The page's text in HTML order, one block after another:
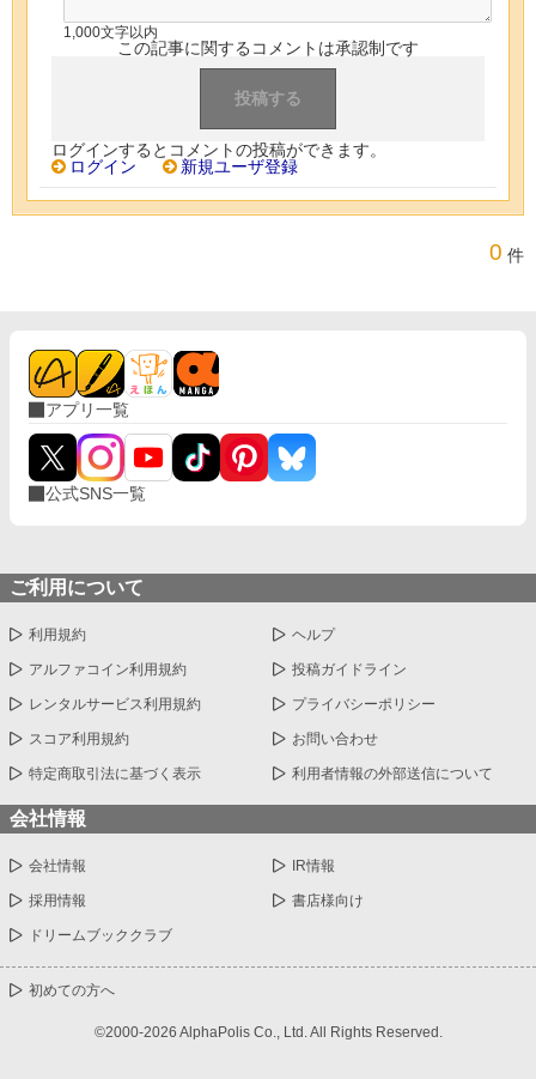
1,000文字以内
この記事に関するコメントは承認制です
ログインするとコメントの投稿ができます。
ログイン
新規ユーザ登録
0 件
アプリ一覧
公式SNS一覧
ご利用について
利用規約 ヘルプ
アルファコイン利用規約 投稿ガイドライン
レンタルサービス利用規約 プライバシーポリシー
スコア利用規約 お問い合わせ
特定商取引法に基づく表示 利用者情報の外部送信について
会社情報
会社情報 IR情報
採用情報 書店様向け
ドリームブッククラブ
初めての方へ
©2000-2026 AlphaPolis Co., Ltd. All Rights Reserved.